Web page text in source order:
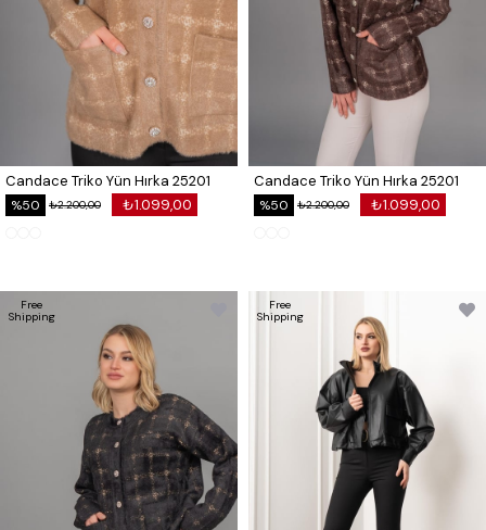
Candace Triko Yün Hırka 25201
₺1.099,00
₺2.200,00
%50
Candace Triko Yün Hırka 25201
₺1.099,00
₺2.200,00
%50
Free
Shipping
Free
Shipping